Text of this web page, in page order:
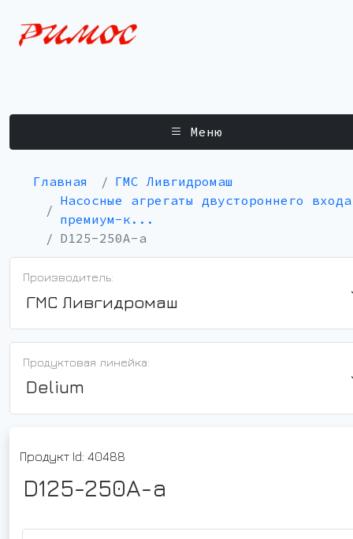
Меню
Главная
ГМС Ливгидромаш
Насосные агрегаты двустороннего входа
премиум-к...
D125-250A-a
Производитель:
ГМС Ливгидромаш
Продуктовая линейка:
Delium
Продукт Id: 40488
D125-250A-a